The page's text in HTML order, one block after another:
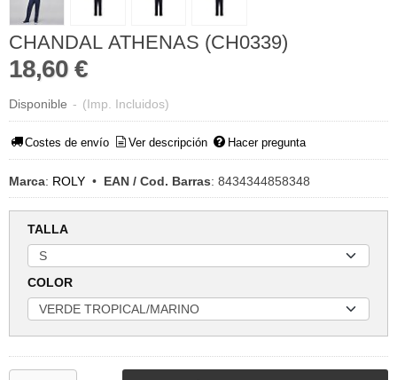
CHANDAL ATHENAS (CH0339)
18,60 €
Disponible - (Imp. Incluidos)
Costes de envío Ver descripción Hacer pregunta
Marca: ROLY • EAN / Cod. Barras: 8434344858348
TALLA
COLOR